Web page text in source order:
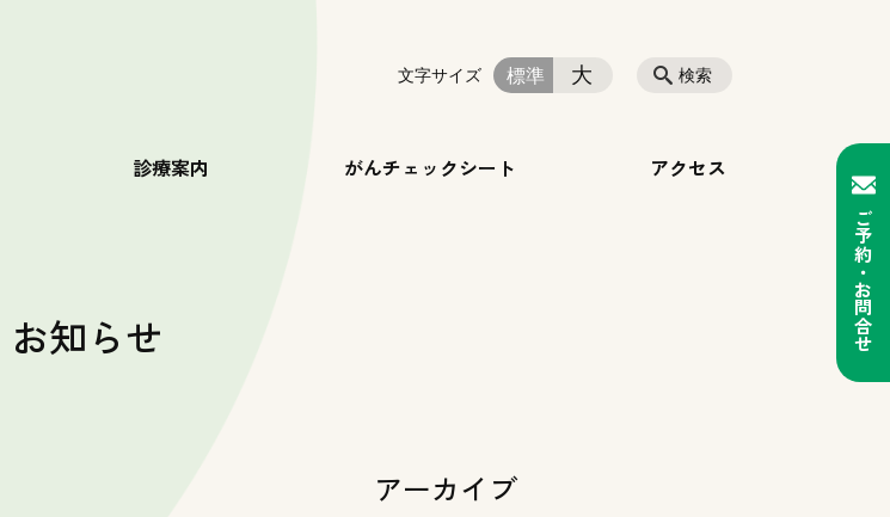
診療案内 がんチェックシート アクセス
検索
文字サイズ 標準 大
お知らせ
アーカイブ
ご予約・お問合せ